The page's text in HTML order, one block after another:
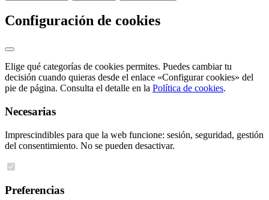
Configuración de cookies
Elige qué categorías de cookies permites. Puedes cambiar tu
decisión cuando quieras desde el enlace «Configurar cookies» del
pie de página. Consulta el detalle en la Política de cookies.
Necesarias
Imprescindibles para que la web funcione: sesión, seguridad, gestión
del consentimiento. No se pueden desactivar.
Preferencias